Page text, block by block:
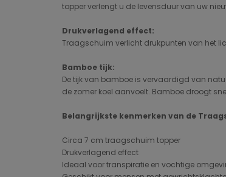
topper verlengt u de levensduur van uw
Drukverlagend effect:
Traagschuim verlicht drukpunten van het
Bamboe tijk:
De tijk van bamboe is vervaardigd van
de zomer koel aanvoelt. Bamboe droogt
Belangrijkste kenmerken van de
Circa 7 cm traagschuim topper
Drukverlagend effect
Ideaal voor transpiratie en vochtige